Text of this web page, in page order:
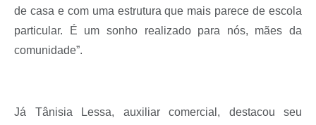
de casa e com uma estrutura que mais parece de escola
particular. É um sonho realizado para nós, mães da
comunidade”.
Já Tânisia Lessa, auxiliar comercial, destacou seu